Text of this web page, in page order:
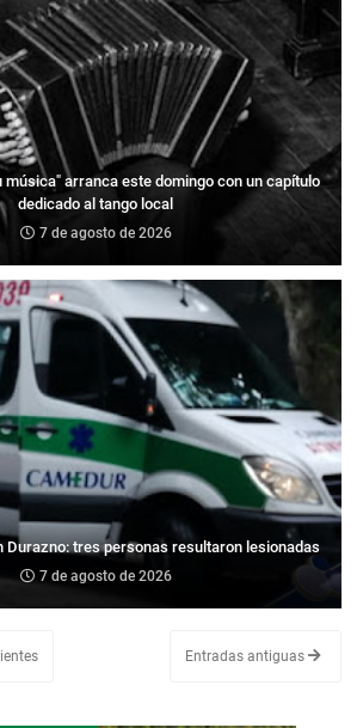
música" arranca este domingo con un capítulo
dedicado al tango local
7 de agosto de 2026
Durazno: tres personas resultaron lesionadas
7 de agosto de 2026
Entradas antiguas